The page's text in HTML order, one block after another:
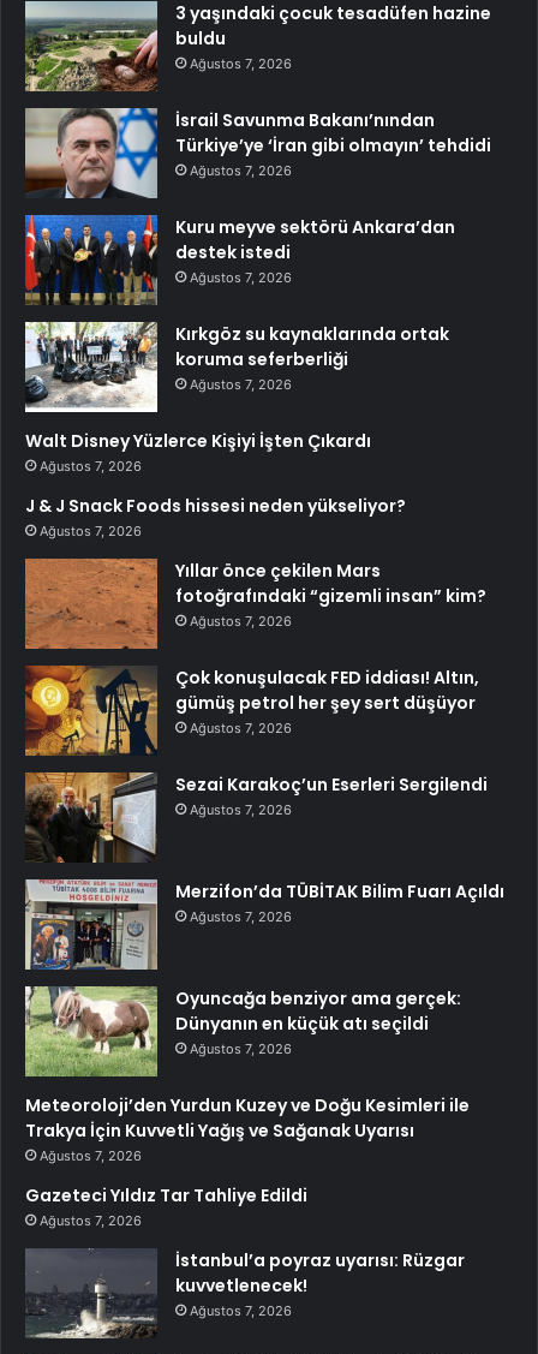
3 yaşındaki çocuk tesadüfen hazine
buldu
Ağustos 7, 2026
İsrail Savunma Bakanı’nından
Türkiye’ye ‘İran gibi olmayın’ tehdidi
Ağustos 7, 2026
Kuru meyve sektörü Ankara’dan
destek istedi
Ağustos 7, 2026
Kırkgöz su kaynaklarında ortak
koruma seferberliği
Ağustos 7, 2026
Walt Disney Yüzlerce Kişiyi İşten Çıkardı
Ağustos 7, 2026
J & J Snack Foods hissesi neden yükseliyor?
Ağustos 7, 2026
Yıllar önce çekilen Mars
fotoğrafındaki “gizemli insan” kim?
Ağustos 7, 2026
Çok konuşulacak FED iddiası! Altın,
gümüş petrol her şey sert düşüyor
Ağustos 7, 2026
Sezai Karakoç’un Eserleri Sergilendi
Ağustos 7, 2026
Merzifon’da TÜBİTAK Bilim Fuarı Açıldı
Ağustos 7, 2026
Oyuncağa benziyor ama gerçek:
Dünyanın en küçük atı seçildi
Ağustos 7, 2026
Meteoroloji’den Yurdun Kuzey ve Doğu Kesimleri ile
Trakya İçin Kuvvetli Yağış ve Sağanak Uyarısı
Ağustos 7, 2026
Gazeteci Yıldız Tar Tahliye Edildi
Ağustos 7, 2026
İstanbul’a poyraz uyarısı: Rüzgar
kuvvetlenecek!
Ağustos 7, 2026